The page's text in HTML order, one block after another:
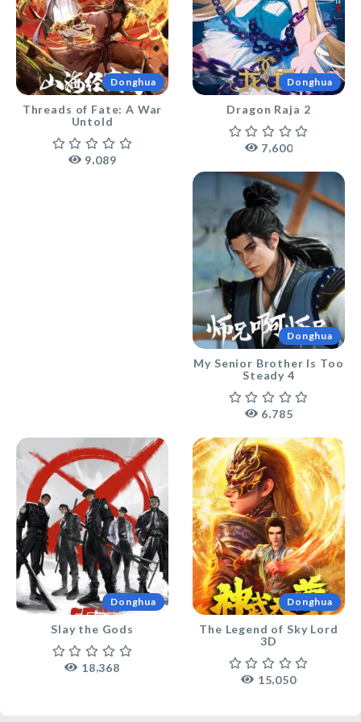
Donghua
Threads of Fate: A War
Untold
9,089
Donghua
Dragon Raja 2
7,600
Donghua
My Senior Brother Is Too
Steady 4
6,785
Donghua
Slay the Gods
18,368
Donghua
The Legend of Sky Lord
3D
15,050